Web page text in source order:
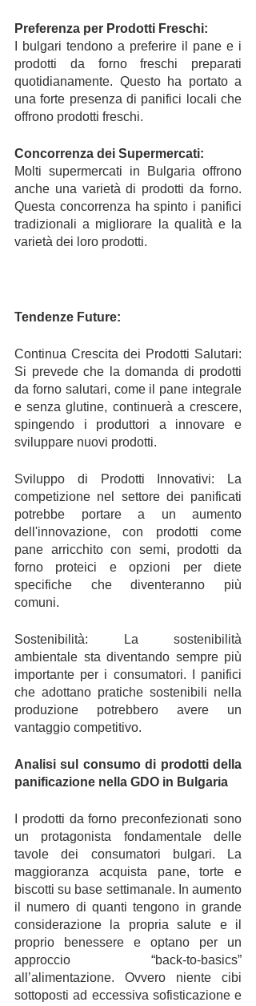
Preferenza per Prodotti Freschi:
I bulgari tendono a preferire il pane e i
prodotti da forno freschi preparati
quotidianamente. Questo ha portato a
una forte presenza di panifici locali che
offrono prodotti freschi.
Concorrenza dei Supermercati:
Molti supermercati in Bulgaria offrono
anche una varietà di prodotti da forno.
Questa concorrenza ha spinto i panifici
tradizionali a migliorare la qualità e la
varietà dei loro prodotti.
Tendenze Future:
Continua Crescita dei Prodotti Salutari:
Si prevede che la domanda di prodotti
da forno salutari, come il pane integrale
e senza glutine, continuerà a crescere,
spingendo i produttori a innovare e
sviluppare nuovi prodotti.
Sviluppo di Prodotti Innovativi: La
competizione nel settore dei panificati
potrebbe portare a un aumento
dell'innovazione, con prodotti come
pane arricchito con semi, prodotti da
forno proteici e opzioni per diete
specifiche che diventeranno più
comuni.
Sostenibilità: La sostenibilità
ambientale sta diventando sempre più
importante per i consumatori. I panifici
che adottano pratiche sostenibili nella
produzione potrebbero avere un
vantaggio competitivo.
Analisi sul consumo di prodotti della
panificazione nella GDO in Bulgaria
I prodotti da forno preconfezionati sono
un protagonista fondamentale delle
tavole dei consumatori bulgari. La
maggioranza acquista pane, torte e
biscotti su base settimanale. In aumento
il numero di quanti tengono in grande
considerazione la propria salute e il
proprio benessere e optano per un
approccio “back-to-basics”
all’alimentazione. Ovvero niente cibi
sottoposti ad eccessiva sofisticazione e